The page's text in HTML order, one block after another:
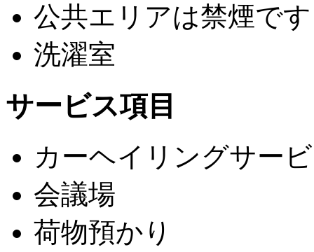
公共エリアは禁煙です
洗濯室
サービス項目
カーヘイリングサー
会議場
荷物預かり